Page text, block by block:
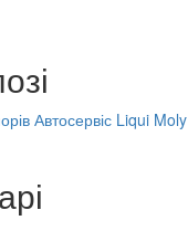
Автосервіс Liqui Moly